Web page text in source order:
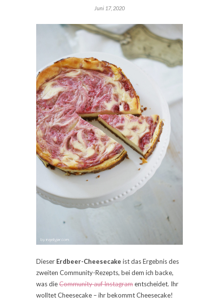
Juni 17, 2020
Dieser Erdbeer-Cheesecake ist das Ergebnis des
zweiten Community-Rezepts, bei dem ich backe,
was dieCommunity auf Instagramentscheidet. Ihr
wolltet Cheesecake – ihr bekommt Cheesecake!